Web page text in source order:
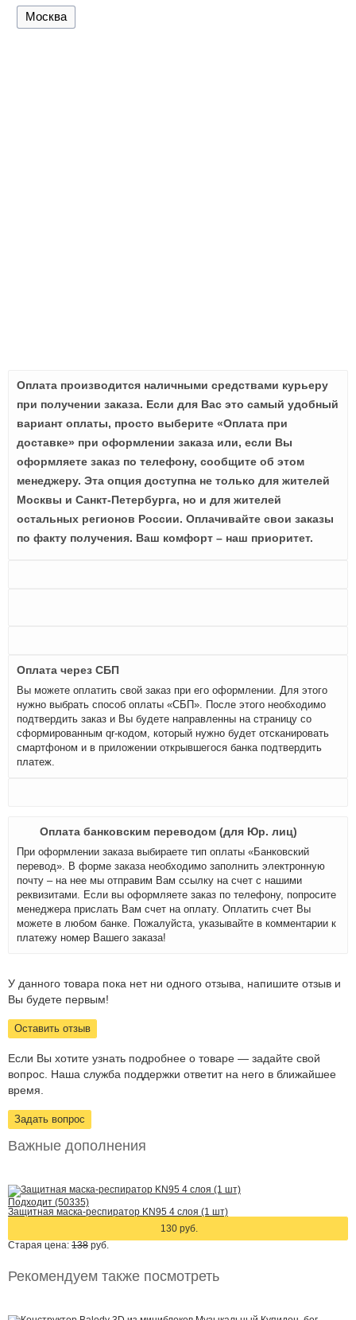
Москва
Оплата производится наличными средствами курьеру
при получении заказа. Если для Вас это самый удобный
вариант оплаты, просто выберите «Оплата при
доставке» при оформлении заказа или, если Вы
оформляете заказ по телефону, сообщите об этом
менеджеру. Эта опция доступна не только для жителей
Москвы и Санкт-Петербурга, но и для жителей
остальных регионов России. Оплачивайте свои заказы
по факту получения. Ваш комфорт – наш приоритет.
Оплата через СБП
Вы можете оплатить свой заказ при его оформлении. Для этого
нужно выбрать способ оплаты «СБП». После этого необходимо
подтвердить заказ и Вы будете направленны на страницу со
сформированным qr-кодом, который нужно будет отсканировать
смартфоном и в приложении открывшегося банка подтвердить
платеж.
Оплата банковским переводом (для Юр. лиц)
При оформлении заказа выбираете тип оплаты «Банковский
перевод». В форме заказа необходимо заполнить электронную
почту – на нее мы отправим Вам ссылку на счет с нашими
реквизитами. Если вы оформляете заказ по телефону, попросите
менеджера прислать Вам счет на оплату. Оплатить счет Вы
можете в любом банке. Пожалуйста, указывайте в комментарии к
платежу номер Вашего заказа!
У данного товара пока нет ни одного отзыва, напишите отзыв и
Вы будете первым!
Оставить отзыв
Если Вы хотите узнать подробнее о товаре — задайте свой
вопрос. Наша служба поддержки ответит на него в ближайшее
время.
Задать вопрос
Важные дополнения
Подходит (50335)
Защитная маска-респиратор KN95 4 слоя (1 шт)
130 руб.
Старая цена: 138 руб.
Рекомендуем также посмотреть